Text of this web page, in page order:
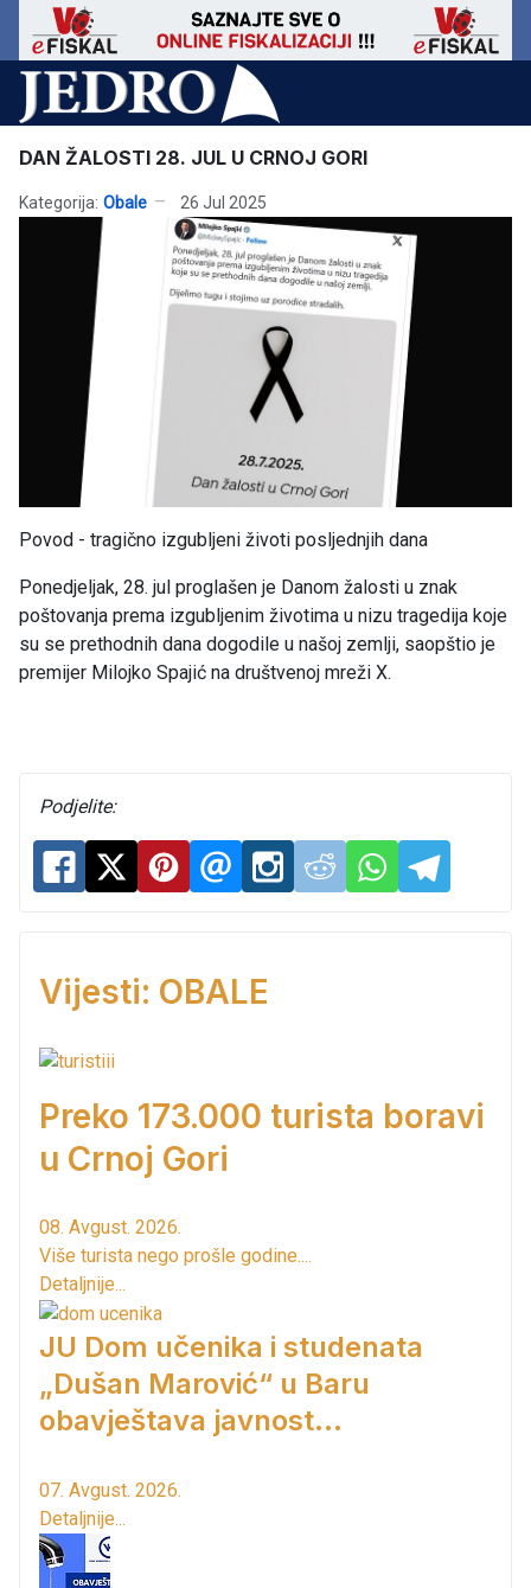
DAN ŽALOSTI 28. JUL U CRNOJ GORI
Kategorija: Obale 26 Jul 2025
Povod - tragično izgubljeni životi posljednjih dana
Ponedjeljak, 28. jul proglašen je Danom žalosti u znak
poštovanja prema izgubljenim životima u nizu tragedija koje
su se prethodnih dana dogodile u našoj zemlji, saopštio je
premijer Milojko Spajić na društvenoj mreži X.
Podjelite:
Vijesti: OBALE
Preko 173.000 turista boravi
u Crnoj Gori
08. Avgust. 2026.
Više turista nego prošle godine....
Detaljnije...
JU Dom učenika i studenata
„Dušan Marović“ u Baru
obavještava javnost...
07. Avgust. 2026.
Detaljnije...